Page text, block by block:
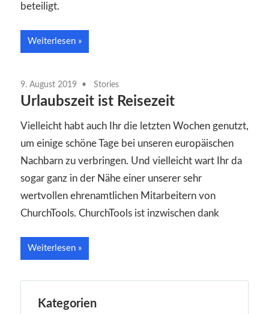
beteiligt.
Weiterlesen
9. August 2019 Stories
Urlaubszeit ist Reisezeit
Vielleicht habt auch Ihr die letzten Wochen genutzt,
um einige schöne Tage bei unseren europäischen
Nachbarn zu verbringen. Und vielleicht wart Ihr da
sogar ganz in der Nähe einer unserer sehr
wertvollen ehrenamtlichen Mitarbeitern von
ChurchTools. ChurchTools ist inzwischen dank
Weiterlesen
Kategorien